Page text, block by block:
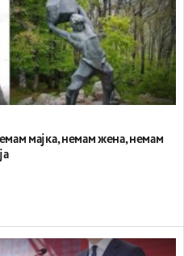
мајка, немам жена, немам